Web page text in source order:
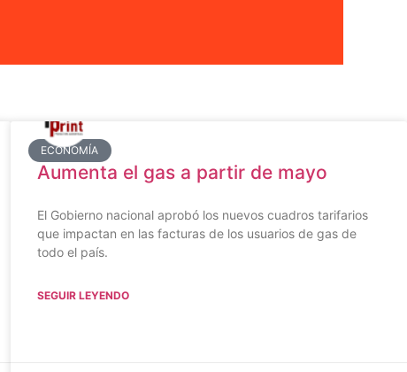
ECONOMÍA
Aumenta el gas a partir de mayo
El Gobierno nacional aprobó los nuevos cuadros tarifarios
que impactan en las facturas de los usuarios de gas de
todo el país.
SEGUIR LEYENDO